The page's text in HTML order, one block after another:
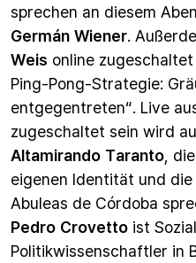
sprechen an diesem
Germán Wiener.
Weis online
Ping-Pong-Strategie:
entgegentreten“. Live
zugeschaltet sein wird
Altamirando Taranto,
eigenen Identität und
Abuleas de Córdoba
Pedro Crovetto ist
Politikwissenschaftler in